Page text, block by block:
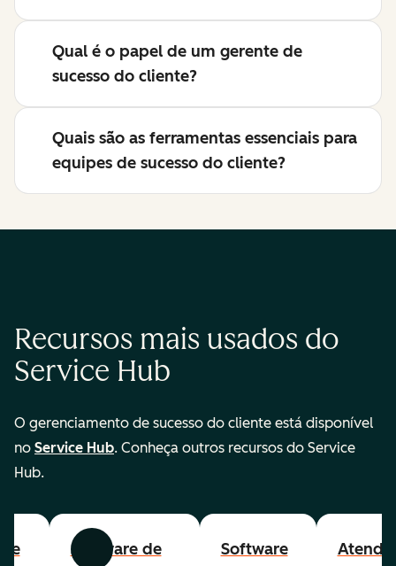
Qual é o papel de um gerente de
sucesso do cliente?
Quais são as ferramentas essenciais para
equipes de sucesso do cliente?
Recursos mais usados do
Service Hub
O gerenciamento de sucesso do cliente está disponível
no Service Hub. Conheça outros recursos do Service
Hub.
Anterior Avançar
Software de
Software